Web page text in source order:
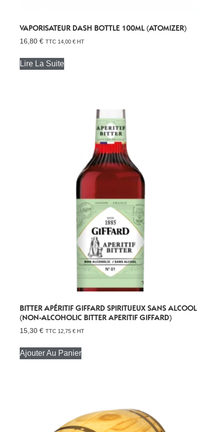
VAPORISATEUR DASH BOTTLE 100ML (ATOMIZER)
16,80 € TTC 14,00 € HT
Lire La Suite
BITTER APÉRITIF GIFFARD SPIRITUEUX SANS ALCOOL
(NON-ALCOHOLIC BITTER APERITIF GIFFARD)
15,30 € TTC 12,75 € HT
Ajouter Au Panier